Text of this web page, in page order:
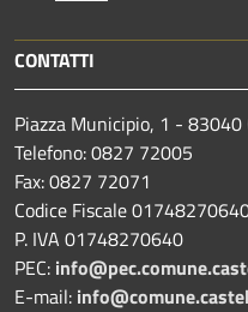
CONTATTI
Piazza Municipio, 1 - 83040
Telefono: 0827 72005
Fax: 0827 72071
Codice Fiscale
P. IVA 01748270640
PEC:
E-mail: